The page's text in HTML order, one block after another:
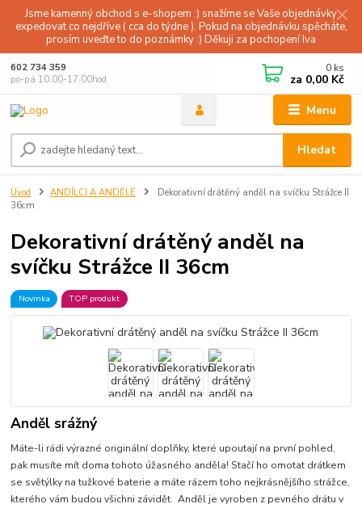
Jsme kamenný obchod s e-shopem :) snažíme se Vaše objednávky
expedovat co nejdříve ( cca do týdne ). Pokud na objednávku spěcháte,
prosím uveďte to do poznámky :) Děkuji za pochopení Iva
Menu
Hledat
602 734 359
po-pá 10.00-17.00hod
0 ks
za 0,00 Kč
Úvod ANDÍLCI A ANDĚLÉ
Dekorativní drátěný anděl na svíčku Strážce II
36cm
Dekorativní drátěný anděl na
svíčku Strážce II 36cm
Novinka TOP produkt
Anděl srážný
Máte-li rádi výrazné originální doplňky, které upoutají na první pohled,
pak musíte mít doma tohoto úžasného anděla! Stačí ho omotat drátkem
se světýlky na tužkové baterie a máte rázem toho nejkrásnějšího strážce,
kterého vám budou všichni závidět. Anděl je vyroben z pevného drátu v